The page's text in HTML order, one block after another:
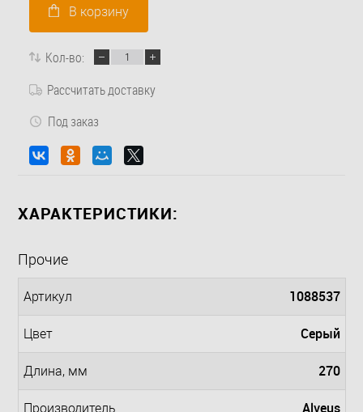
В корзину
Кол-во:
Рассчитать доставку
Под заказ
ХАРАКТЕРИСТИКИ:
Прочие
Артикул 1088537
Цвет Серый
Длина, мм 270
Производитель Alveus